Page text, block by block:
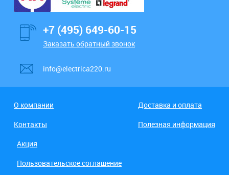
+7 (495) 649-60-15
Заказать обратный звонок
info@electrica220.ru
О компании
Доставка и оплата
Контакты
Полезная информация
Акция
Пользовательское соглашение